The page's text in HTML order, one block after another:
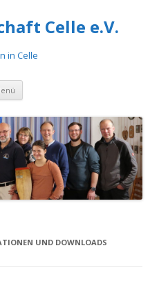
Celle e.V.
in Celle
Zum
springen
UND DOWNLOADS